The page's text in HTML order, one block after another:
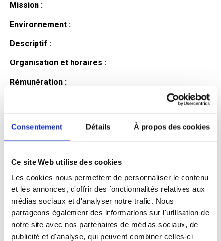
Consentement Détails À propos des cookies
Ce site Web utilise des cookies
Les cookies nous permettent de personnaliser le contenu
et les annonces, d'offrir des fonctionnalités relatives aux
médias sociaux et d'analyser notre trafic. Nous
partageons également des informations sur l'utilisation de
notre site avec nos partenaires de médias sociaux, de
publicité et d'analyse, qui peuvent combiner celles-ci
Mission :
Environnement :
Descriptif :
Organisation et horaires :
Rémunération :
Profil du
candidat
Qualifications et diplômes :
Profil recherché :